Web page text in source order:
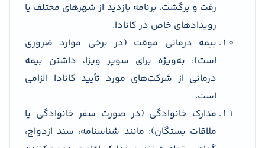
رفت و برگشت، برنامه بازدید از شهرهای مختلف یا
رویدادهای خاص در کانادا.
بیمه درمانی موقت (در برخی موارد ضروری
است): به‌ویژه برای سوپر ویزا، داشتن بیمه
درمانی از شرکت‌های مورد تأیید کانادا الزامی
است.
مدارک خانوادگی (در صورت سفر خانوادگی یا
ملاقات بستگان): مانند شناسنامه، سند ازدواج،